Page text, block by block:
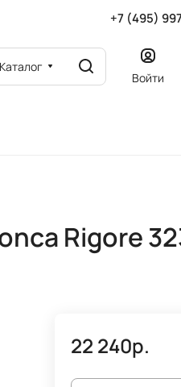
+7 (495)
Каталог
Войти
Rigore
22 240р.